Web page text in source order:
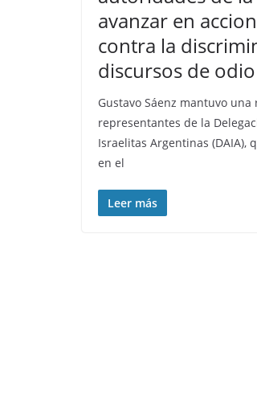
avanzar en
contra la
discursos de odio
Gustavo Sáenz mantuvo una
representantes de la
Israelitas Argentinas (DAIA),
en el
Leer más